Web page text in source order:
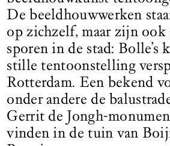
De beeldhouwwerken
op zichzelf, maar zijn ook
sporen in de stad: Bolle’s
stille tentoonstelling
Rotterdam. Een bekend
onder andere de
Gerrit de Jongh-
vinden in de tuin van